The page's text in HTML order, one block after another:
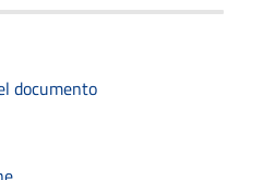
documento